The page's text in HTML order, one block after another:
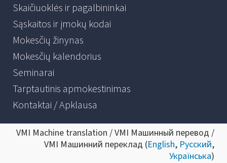
Skaičiuoklės ir pagalbininkai
Sąskaitos ir įmokų kodai
Mokesčių žinynas
Mokesčių kalendorius
Seminarai
Tarptautinis apmokestinimas
Kontaktai / Apklausa
VMI Machine translation / VMI Машинный перевод /
VMI Машинний переклад (English, Русский,
Українська)